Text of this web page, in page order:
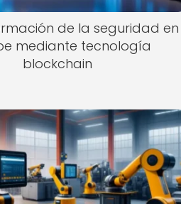
de la seguridad en
mediante tecnología
blockchain